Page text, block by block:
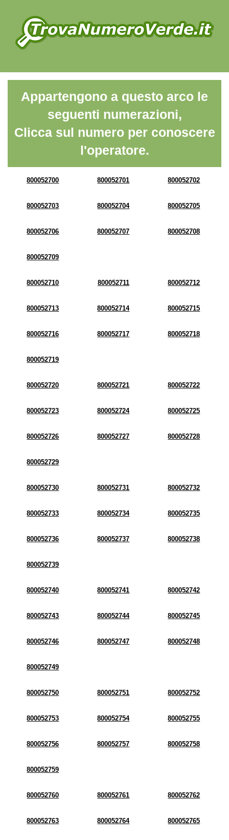
Appartengono a questo arco le
seguenti numerazioni,
Clicca sul numero per conoscere
l'operatore.
800052700 800052701 800052702
800052703 800052704 800052705
800052706 800052707 800052708
800052709
800052710 800052711 800052712
800052713 800052714 800052715
800052716 800052717 800052718
800052719
800052720 800052721 800052722
800052723 800052724 800052725
800052726 800052727 800052728
800052729
800052730 800052731 800052732
800052733 800052734 800052735
800052736 800052737 800052738
800052739
800052740 800052741 800052742
800052743 800052744 800052745
800052746 800052747 800052748
800052749
800052750 800052751 800052752
800052753 800052754 800052755
800052756 800052757 800052758
800052759
800052760 800052761 800052762
800052763 800052764 800052765